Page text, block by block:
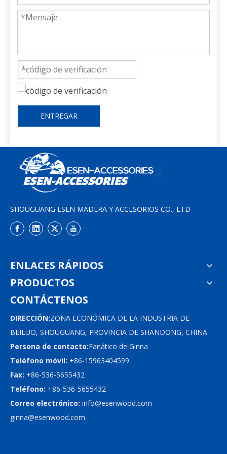
ENTREGAR
SHOUGUANG ESEN MADERA Y ACCESORIOS CO., LTD
ENLACES RÁPIDOS
PRODUCTOS
CONTÁCTENOS
DIRECCIÓN:ZONA ECONÓMICA DE LA INDUSTRIA DE
BEILUO, SHOUGUANG, PROVINCIA DE SHANDONG, CHINA
Persona de contacto:Fanático de Ginna
Teléfono móvil: +86-15963404599
Fax: +86-536-5655432
Teléfono: +86-536-5655432
Correo electrónico: info@esenwood.com
ginna@esenwood.com